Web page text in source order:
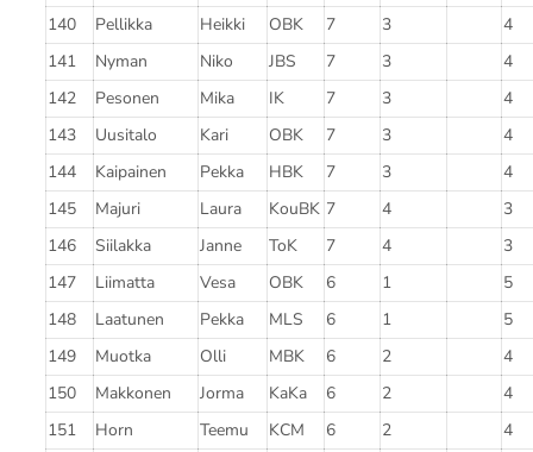
140
Pellikka Heikki OBK 7 3
4
141
Nyman Niko JBS 7 3
4
142
Pesonen Mika IK 7 3
4
143
Uusitalo Kari OBK 7 3
4
144
Kaipainen Pekka HBK 7 3
4
145
Majuri Laura KouBK 7 4
3
146
Siilakka Janne ToK 7 4
3
147
Liimatta Vesa OBK 6 1
5
148
Laatunen Pekka MLS 6 1
5
149
Muotka Olli MBK 6 2
4
150
Makkonen Jorma KaKa 6 2
4
151
Horn Teemu KCM 6 2
4